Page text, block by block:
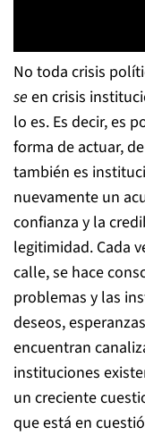
No toda crisis
se en crisis
lo es. Es decir, es
forma de actuar,
también es
nuevamente un
confianza y la
legitimidad. Cada
calle, se hace
problemas y las
deseos,
encuentran
instituciones
un creciente
que está en